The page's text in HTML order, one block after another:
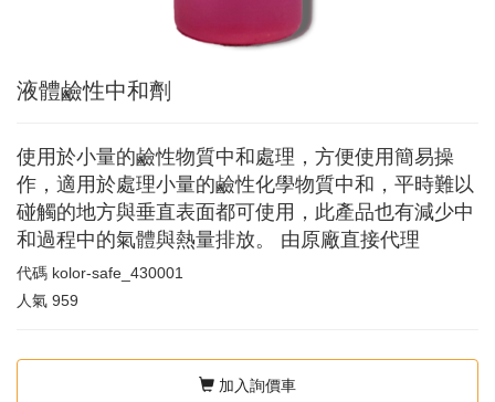
液體鹼性中和劑
使用於小量的鹼性物質中和處理，方便使用簡易操
作，適用於處理小量的鹼性化學物質中和，平時難以
碰觸的地方與垂直表面都可使用，此產品也有減少中
和過程中的氣體與熱量排放。 由原廠直接代理
代碼 kolor-safe_430001
人氣 959
加入詢價車